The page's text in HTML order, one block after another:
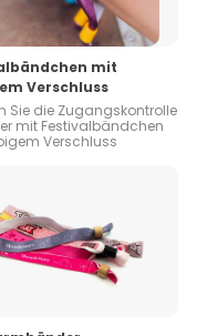
mit
Verschluss
Sie die Zugangskontrolle
mit Festivalbändchen
Verschluss